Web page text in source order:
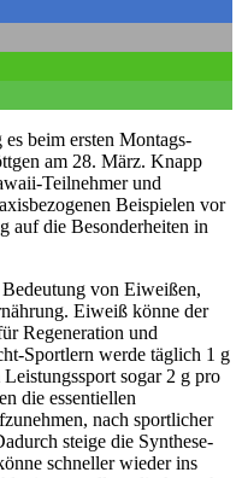
beim ersten Montags-
am 28. März. Knapp
Teilnehmer und
Beispielen vor
auf die Besonderheiten in
von Eiweißen,
Eiweiß könne der
Regeneration und
Sportlern werde täglich 1 g
sogar 2 g pro
die essentiellen
nach sportlicher
steige die Synthese-
schneller wieder ins